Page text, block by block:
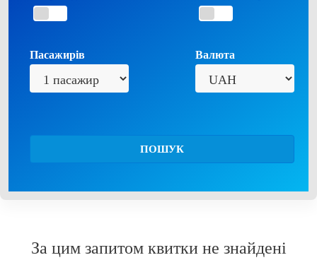
Пасажирів Валюта
ПОШУК
За цим запитом квитки не знайдені